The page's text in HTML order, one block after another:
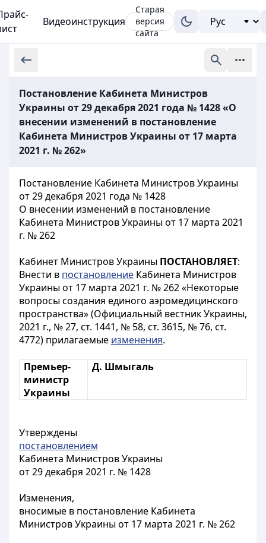
Видеоинструкция
Старая
версия
сайта
Постановление Кабинета Министров
Украины от 29 декабря 2021 года № 1428 «О
внесении изменений в постановление
Кабинета Министров Украины от 17 марта
2021 г. № 262»
Постановление Кабинета Министров Украины
от 29 декабря 2021 года № 1428
О внесении изменений в постановление
Кабинета Министров Украины от 17 марта 2021
г. № 262
Кабинет Министров Украины ПОСТАНОВЛЯЕТ:
Внести в постановление Кабинета Министров
Украины от 17 марта 2021 г. № 262 «Некоторые
вопросы создания единого аэромедицинского
пространства» (Официальный вестник Украины,
2021 г., № 27, ст. 1441, № 58, ст. 3615, № 76, ст.
4772) прилагаемые изменения.
Премьер-
министр
Украины
Д. Шмыгаль
Утверждены
постановлением
Кабинета Министров Украины
от 29 декабря 2021 г. № 1428
Изменения,
вносимые в постановление Кабинета
Министров Украины от 17 марта 2021 г. № 262